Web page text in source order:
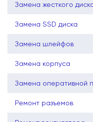
Замена жесткого
Замена SSD диска
Замена шлейфов
Замена корпуса
Замена оперативной
Ремонт разъемов